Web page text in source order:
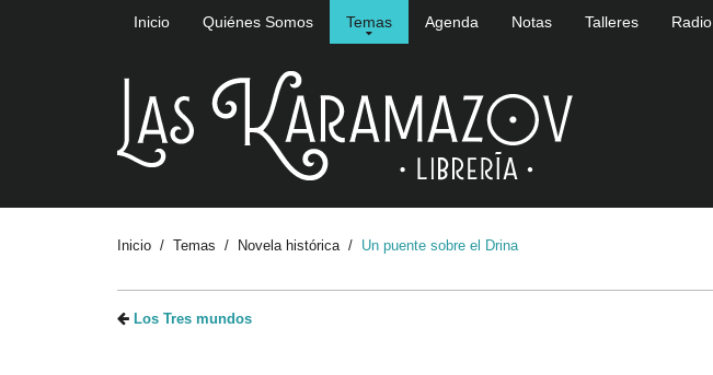
Inicio Quiénes Somos Temas Agenda Notas Talleres Radio
Inicio Temas Novela histórica Un puente sobre el Drina
Los Tres mundos